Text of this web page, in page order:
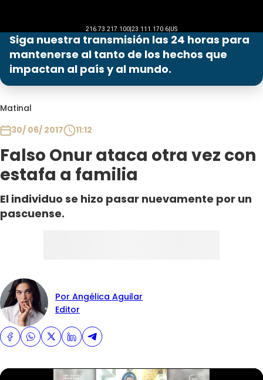
Siga nuestra transmisión las 24 horas para
mantenerse al tanto de los hechos que
impactan al país y al mundo.
Matinal
30/ 06/ 2017
11:12
Falso Onur ataca otra vez con
estafa a familia
El individuo se hizo pasar nuevamente por un
pascuense.
Por Angélica Aguilar
Editor
Programas
Club De La Comedia
Contigo en Directo
Plan Perfecto
El Tiempo
Sabingo
Todos Los Programas